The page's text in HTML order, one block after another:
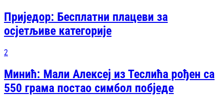
Приједор: Бесплатни плацеви за
осјетљиве категорије
2
Минић: Мали Алексеј из Теслића рођен са
550 грама постао симбол побједе